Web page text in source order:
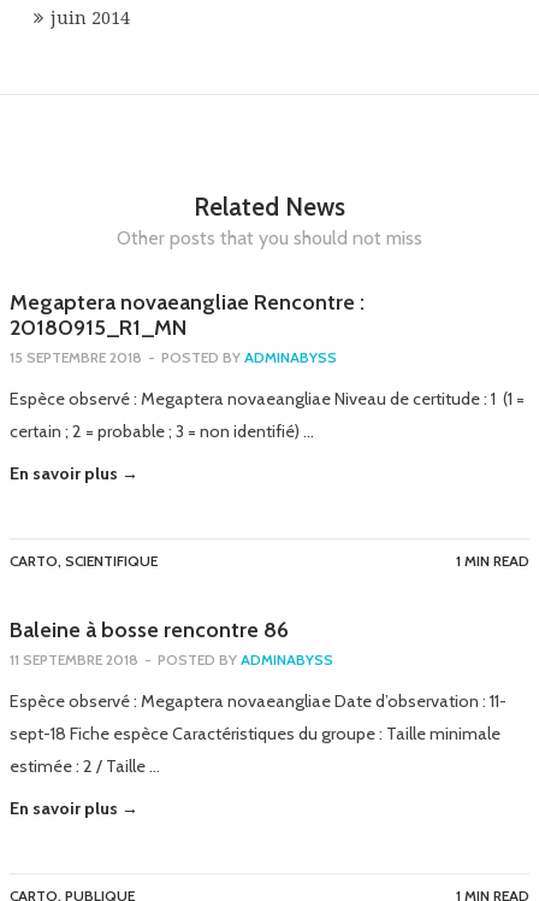
juin 2014
Related News
Other posts that you should not miss
Megaptera novaeangliae Rencontre :
20180915_R1_MN
15 SEPTEMBRE 2018 - POSTED BY ADMINABYSS
Espèce observé : Megaptera novaeangliae Niveau de certitude : 1 (1 =
certain ; 2 = probable ; 3 = non identifié) …
En savoir plus →
CARTO, SCIENTIFIQUE 1 MIN READ
Baleine à bosse rencontre 86
11 SEPTEMBRE 2018 - POSTED BY ADMINABYSS
Espèce observé : Megaptera novaeangliae Date d’observation : 11-
sept-18 Fiche espèce Caractéristiques du groupe : Taille minimale
estimée : 2 / Taille …
En savoir plus →
CARTO, PUBLIQUE 1 MIN READ